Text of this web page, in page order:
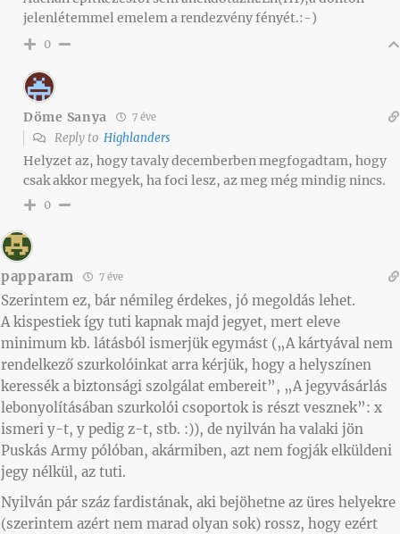
jelenlétemmel emelem a rendezvény fényét.:-)
0
Döme Sanya 7 éve
Reply to Highlanders
Helyzet az, hogy tavaly decemberben megfogadtam, hogy
csak akkor megyek, ha foci lesz, az meg még mindig nincs.
0
papparam 7 éve
Szerintem ez, bár némileg érdekes, jó megoldás lehet.
A kispestiek így tuti kapnak majd jegyet, mert eleve
minimum kb. látásból ismerjük egymást („A kártyával nem
rendelkező szurkolóinkat arra kérjük, hogy a helyszínen
keressék a biztonsági szolgálat embereit”, „A jegyvásárlás
lebonyolításában szurkolói csoportok is részt vesznek”: x
ismeri y-t, y pedig z-t, stb. :)), de nyilván ha valaki jön
Puskás Army pólóban, akármiben, azt nem fogják elküldeni
jegy nélkül, az tuti.
Nyilván pár száz fardistának, aki bejöhetne az üres helyekre
(szerintem azért nem marad olyan sok) rossz, hogy ezért